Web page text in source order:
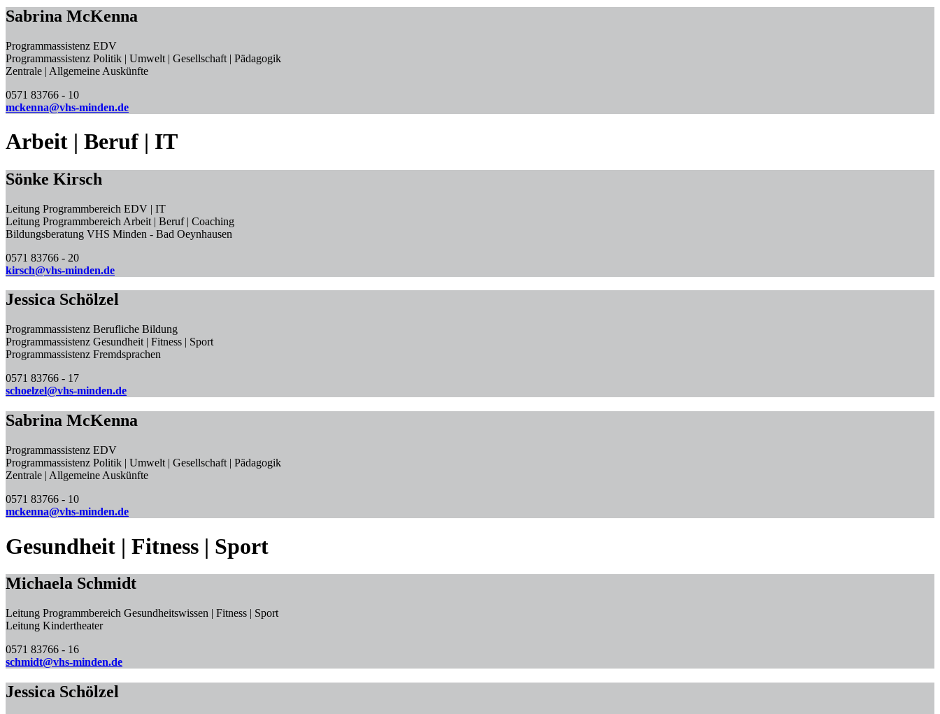
Sabrina McKenna
Programmassistenz EDV
Programmassistenz Politik | Umwelt | Gesellschaft | Pädagogik
Zentrale | Allgemeine Auskünfte
0571 83766 - 10
mckenna@vhs-minden.de
Arbeit | Beruf | IT
Sönke Kirsch
Leitung Programmbereich EDV | IT
Leitung Programmbereich Arbeit | Beruf | Coaching
Bildungsberatung VHS Minden - Bad Oeynhausen
0571 83766 - 20
kirsch@vhs-minden.de
Jessica Schölzel
Programmassistenz Berufliche Bildung
Programmassistenz Gesundheit | Fitness | Sport
Programmassistenz Fremdsprachen
0571 83766 - 17
schoelzel@vhs-minden.de
Sabrina McKenna
Programmassistenz EDV
Programmassistenz Politik | Umwelt | Gesellschaft | Pädagogik
Zentrale | Allgemeine Auskünfte
0571 83766 - 10
mckenna@vhs-minden.de
Gesundheit | Fitness | Sport
Michaela Schmidt
Leitung Programmbereich Gesundheitswissen | Fitness | Sport
Leitung Kindertheater
0571 83766 - 16
schmidt@vhs-minden.de
Jessica Schölzel